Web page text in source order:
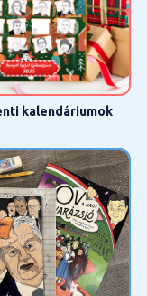
kalendáriumok